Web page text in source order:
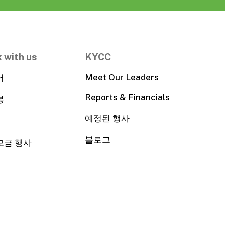
with us
금 행사
KYCC
Meet Our Leaders
Reports & Financials
예정된 행사
블로그